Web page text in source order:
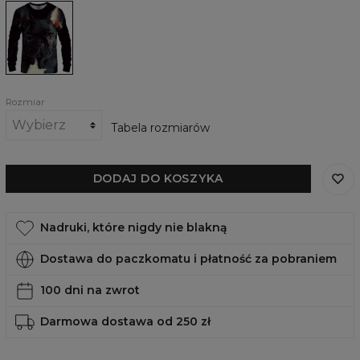
Damska
bluza
Pleeaaase
Rozmiar
Tabela rozmiarów
DODAJ DO KOSZYKA
Nadruki, które nigdy nie blakną
Dostawa do paczkomatu i płatność za pobraniem
100 dni na zwrot
Darmowa dostawa od 250 zł